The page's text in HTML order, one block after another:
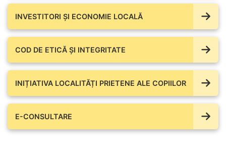
INVESTITORI ȘI ECONOMIE LOCALĂ
COD DE ETICĂ ȘI INTEGRITATE
INIȚIATIVA LOCALITĂȚI PRIETENE ALE COPIILOR
E-CONSULTARE